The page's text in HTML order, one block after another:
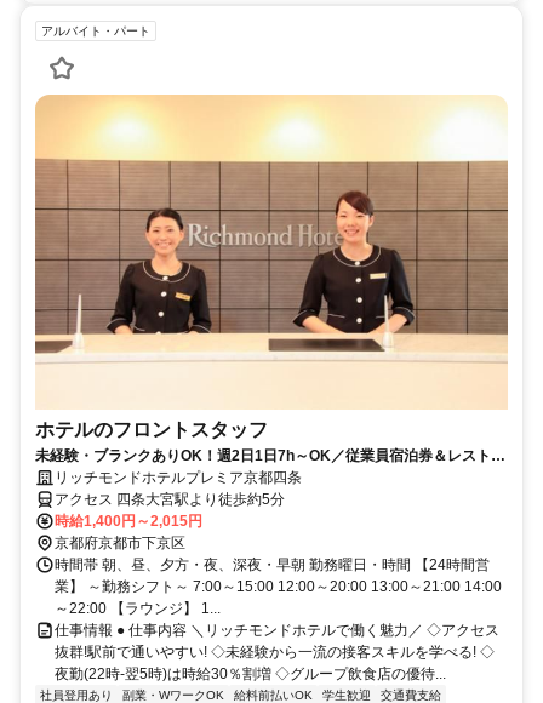
アルバイト・パート
ホテルのフロントスタッフ
未経験・ブランクありOK！週2日1日7h～OK／従業員宿泊券＆レストラ
ン割引券支給あり
リッチモンドホテルプレミア京都四条
アクセス 四条大宮駅より徒歩約5分
時給1,400円～2,015円
京都府京都市下京区
時間帯 朝、昼、夕方・夜、深夜・早朝 勤務曜日・時間 【24時間営
業】 ～勤務シフト～ 7:00～15:00 12:00～20:00 13:00～21:00 14:00
～22:00 【ラウンジ】 1...
仕事情報 ● 仕事内容 ＼リッチモンドホテルで働く魅力／ ◇アクセス
抜群!駅前で通いやすい! ◇未経験から一流の接客スキルを学べる! ◇
夜勤(22時-翌5時)は時給30％割増 ◇グループ飲食店の優待...
社員登用あり 副業・WワークOK 給料前払いOK 学生歓迎
交通費支給